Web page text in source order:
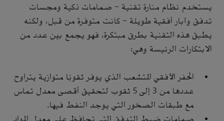
يستخدم نظام منارة تقنية - صمامات ذكية ومجسات
تدفق وآبار أفقية طويلة – كانت متوفرة من قبل، ولكنه
يطبق هذه التقنية بطرق مبتكرة، فهو يجمع بين عدد من
الابتكارات الرئيسة وهي:
الحفر الأفقي المتشعب الذي يوفر ثقوبًا متوازية يتراوح
عددها من 3 إلى 5 ثقوب لتحقيق أقصى معدل تماس
مع طبقات الصخور التي يوجد النفط فيها.